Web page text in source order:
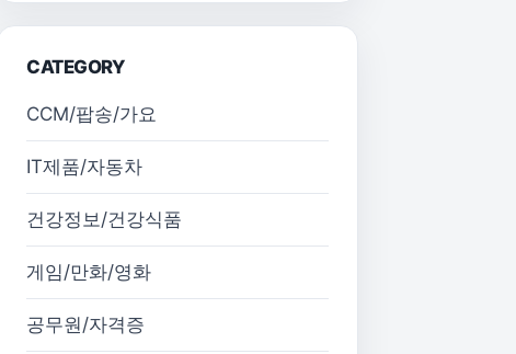
CATEGORY
CCM/팝송/가요
IT제품/자동차
건강정보/건강식품
게임/만화/영화
공무원/자격증